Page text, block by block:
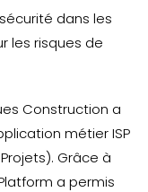
dans les
les risques de
Construction a
métier ISP
Grâce à
a permis